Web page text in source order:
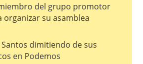
del grupo promotor
organizar su asamblea
Santos dimitiendo de sus
en Podemos